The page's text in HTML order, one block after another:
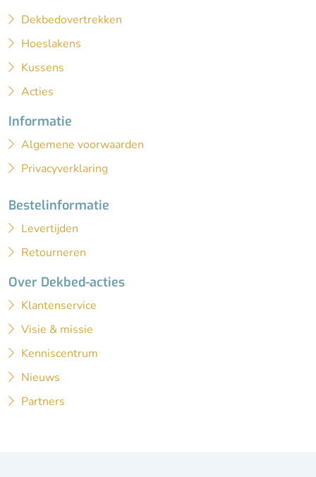
Dekbedovertrekken
Hoeslakens
Kussens
Acties
Informatie
Algemene voorwaarden
Privacyverklaring
Bestelinformatie
Levertijden
Retourneren
Over Dekbed-acties
Klantenservice
Visie & missie
Kenniscentrum
Nieuws
Partners